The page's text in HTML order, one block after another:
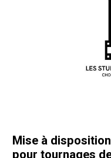
Mise à
pour tournages